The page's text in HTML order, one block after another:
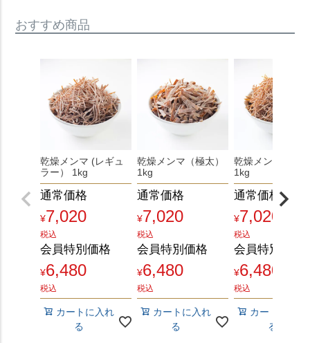
おすすめ商品
乾燥メンマ (レギュ
ラー） 1kg
通常価格
¥7,020
税込
会員特別価格
¥6,480
税込
カートに入れ
る
乾燥メンマ（極太）
1kg
通常価格
¥7,020
税込
会員特別価格
¥6,480
税込
カートに入れ
る
乾燥メンマ(極細)
1kg
通常価格
¥7,020
税込
会員特別価格
¥6,480
税込
カートに入れ
る